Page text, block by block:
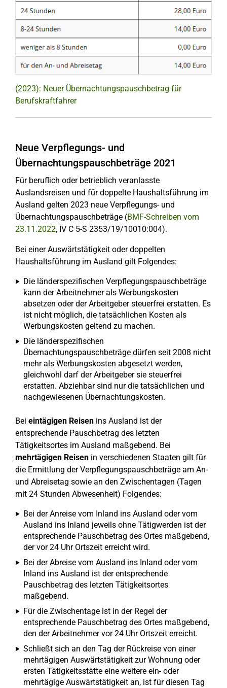
(2023): Neuer Übernachtungspauschbetrag für
Berufskraftfahrer
Neue Verpflegungs- und
Übernachtungspauschbeträge 2021
Für beruflich oder betrieblich veranlasste
Auslandsreisen und für doppelte Haushaltsführung im
Ausland gelten 2023 neue Verpflegungs- und
Übernachtungspauschbeträge (BMF-Schreiben vom
23.11.2022, IV C 5-S 2353/19/10010:004).
Bei einer Auswärtstätigkeit oder doppelten
Haushaltsführung im Ausland gilt Folgendes:
Die länderspezifischen Verpflegungspauschbeträge
kann der Arbeitnehmer als Werbungskosten
absetzen oder der Arbeitgeber steuerfrei erstatten. Es
ist nicht möglich, die tatsächlichen Kosten als
Werbungskosten geltend zu machen.
Die länderspezifischen
Übernachtungspauschbeträge dürfen seit 2008 nicht
mehr als Werbungskosten abgesetzt werden,
gleichwohl darf der Arbeitgeber sie steuerfrei
erstatten. Abziehbar sind nur die tatsächlichen und
nachgewiesenen Übernachtungskosten.
Bei eintägigen Reisen ins Ausland ist der
entsprechende Pauschbetrag des letzten
Tätigkeitsortes im Ausland maßgebend. Bei
mehrtägigen Reisen in verschiedenen Staaten gilt für
die Ermittlung der Verpflegungspauschbeträge am An-
und Abreisetag sowie an den Zwischentagen (Tagen
mit 24 Stunden Abwesenheit) Folgendes:
Bei der Anreise vom Inland ins Ausland oder vom
Ausland ins Inland jeweils ohne Tätigwerden ist der
entsprechende Pauschbetrag des Ortes maßgebend,
der vor 24 Uhr Ortszeit erreicht wird.
Bei der Abreise vom Ausland ins Inland oder vom
Inland ins Ausland ist der entsprechende
Pauschbetrag des letzten Tätigkeitsortes
maßgebend.
Für die Zwischentage ist in der Regel der
entsprechende Pauschbetrag des Ortes maßgebend,
den der Arbeitnehmer vor 24 Uhr Ortszeit erreicht.
Schließt sich an den Tag der Rückreise von einer
mehrtägigen Auswärtstätigkeit zur Wohnung oder
ersten Tätigkeitsstätte eine weitere ein- oder
mehrtägige Auswärtstätigkeit an, ist für diesen Tag